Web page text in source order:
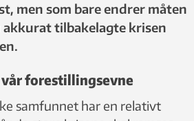
men som bare endrer måten
akkurat tilbakelagte krisen
forestillingsevne
samfunnet har en relativt